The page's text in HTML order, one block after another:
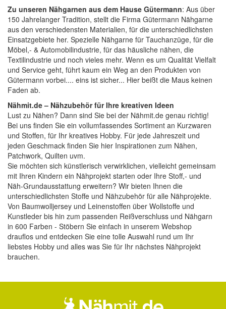
Zu unseren Nähgarnen aus dem Hause Gütermann: Aus über
150 Jahrelanger Tradition, stellt die Firma Gütermann Nähgarne
aus den verschiedensten Materialien, für die unterschiedlichsten
Einsatzgebiete her. Spezielle Nähgarne für Tauchanzüge, für die
Möbel,- & Automobilindustrie, für das häusliche nähen, die
Textilindustrie und noch vieles mehr. Wenn es um Qualität Vielfalt
und Service geht, führt kaum ein Weg an den Produkten von
Gütermann vorbei.... eins ist sicher... Hier beißt die Maus keinen
Faden ab.
Nähmit.de – Nähzubehör für Ihre kreativen Ideen
Lust zu Nähen? Dann sind Sie bei der Nähmit.de genau richtig!
Bei uns finden Sie ein vollumfassendes Sortiment an Kurzwaren
und Stoffen, für Ihr kreatives Hobby. Für jede Jahreszeit und
jeden Geschmack finden Sie hier Inspirationen zum Nähen,
Patchwork, Quilten uvm.
Sie möchten sich künstlerisch verwirklichen, vielleicht gemeinsam
mit Ihren Kindern ein Nähprojekt starten oder Ihre Stoff,- und
Näh-Grundausstattung erweitern? Wir bieten Ihnen die
unterschiedlichsten Stoffe und Nähzubehör für alle Nähprojekte.
Von Baumwolljersey und Leinenstoffen über Wollstoffe und
Kunstleder bis hin zum passenden Reißverschluss und Nähgarn
in 600 Farben - Stöbern Sie einfach in unserem Webshop
drauflos und entdecken Sie eine tolle Auswahl rund um Ihr
liebstes Hobby und alles was Sie für Ihr nächstes Nähprojekt
brauchen.